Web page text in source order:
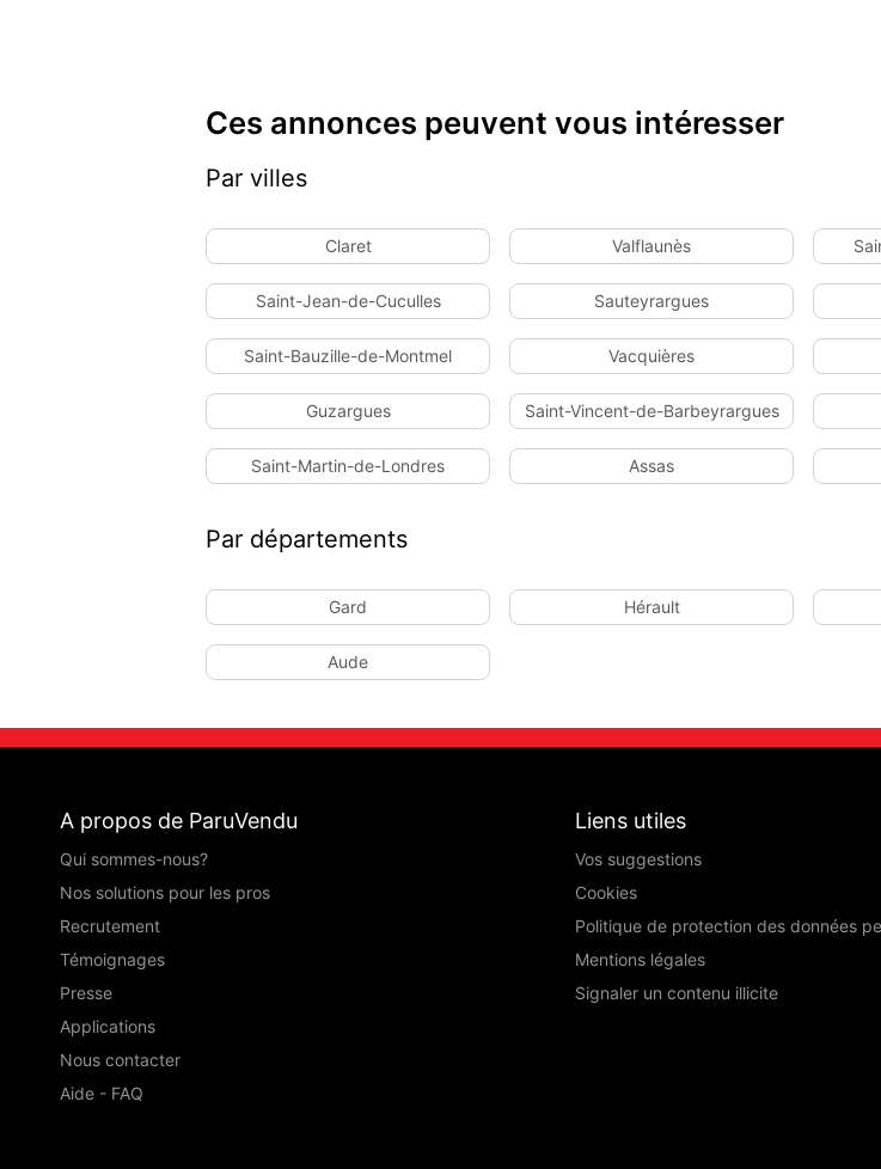
Ces annonces peuvent vous intéresser
Par villes
Claret Valflaunès
Saint-Jean-de-Cuculles Sauteyrargues
Saint-Bauzille-de-Montmel Vacquières
Guzargues Saint-Vincent-de-Barbeyrargues
Saint-Martin-de-Londres Assas
Par départements
Gard Hérault
Aude
A propos de ParuVendu
Qui sommes-nous?
Nos solutions pour les pros
Recrutement
Témoignages
Presse
Applications
Nous contacter
Aide - FAQ
Liens utiles
Vos suggestions
Cookies
Politique de protection des données
Mentions légales
Signaler un contenu illicite